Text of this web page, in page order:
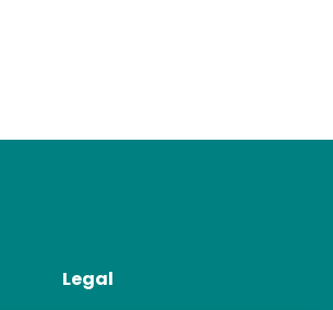
Legal